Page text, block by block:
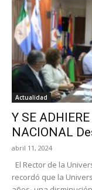
Actualidad
Y SE
NACIONAL
abril 11, 2024
El Rector de la
recordó que la